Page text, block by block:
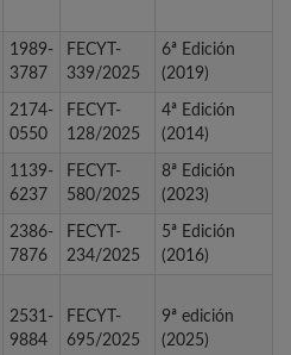
1989-
3787
FECYT-
339/2025
6ª Edición
(2019)
2174-
0550
FECYT-
128/2025
4ª Edición
(2014)
1139-
6237
FECYT-
580/2025
8ª Edición
(2023)
2386-
7876
FECYT-
234/2025
5ª Edición
(2016)
2531-
9884
FECYT-
695/2025
9ª edición
(2025)